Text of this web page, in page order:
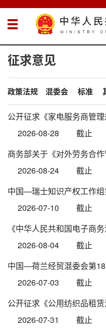
征求意见
政策法规 混委会 标准
公开征求《家电服务商管
2026-08-28
截止
2026-08-24
截止
中国—瑞士知识产权工作
2026-07-10
截止
2026-08-04
截止
中国—荷兰经贸混委会第
2026-07-03
截止
2026-07-31
截止